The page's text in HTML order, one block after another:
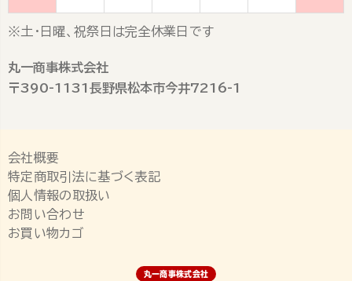
※土・日曜、祝祭日は完全休業日です
丸一商事株式会社
〒390-1131長野県松本市今井7216-1
会社概要
特定商取引法に基づく表記
個人情報の取扱い
お問い合わせ
お買い物カゴ
丸一商事株式会社